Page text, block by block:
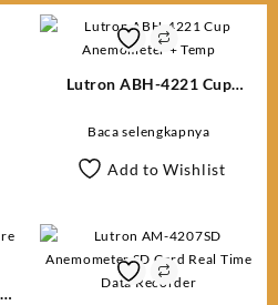
Lutron ABH-4221 Cup
Baca selengkapnya
Add to Wishlist